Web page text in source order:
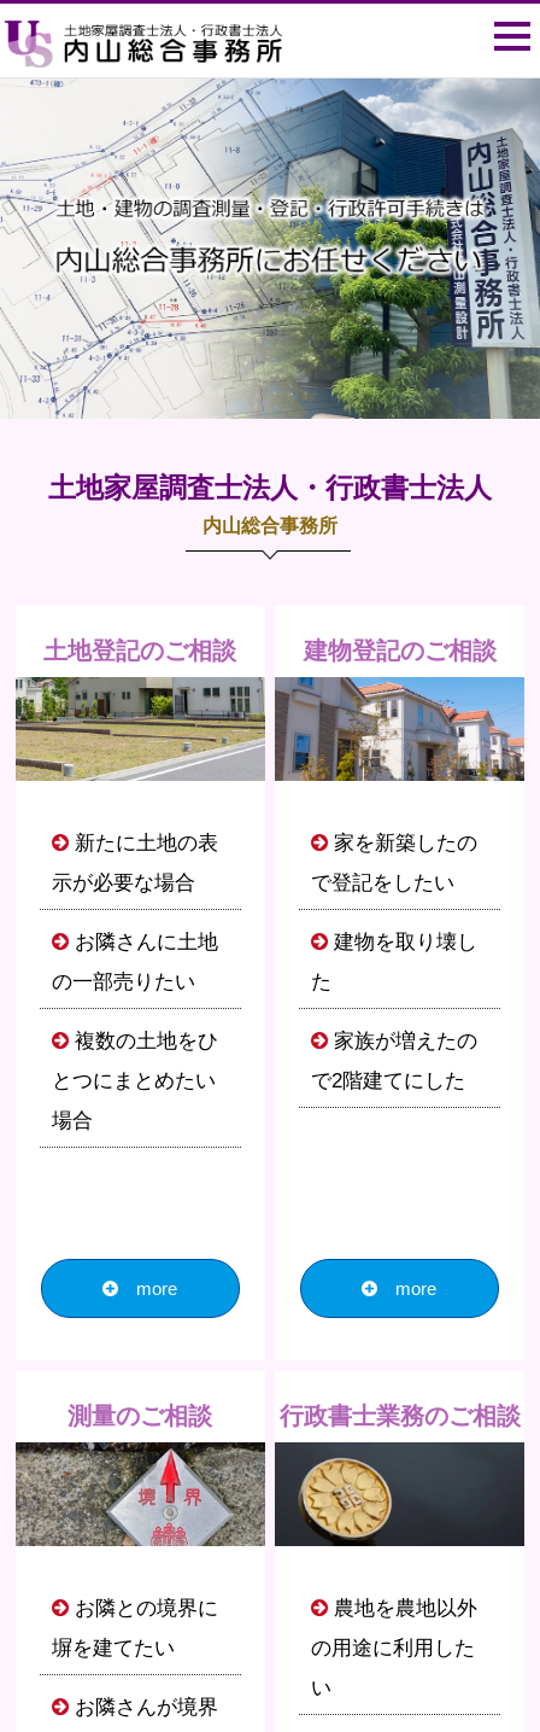
土地家屋調査士法人・行政書士法人
内山総合事務所
土地登記のご相談
新たに土地の表
示が必要な場合
お隣さんに土地
の一部売りたい
複数の土地をひ
とつにまとめたい
場合
more
建物登記のご相談
家を新築したの
で登記をしたい
建物を取り壊し
た
家族が増えたの
で2階建てにした
more
測量のご相談
お隣との境界に
塀を建てたい
お隣さんが境界
行政書士業務のご相談
農地を農地以外
の用途に利用した
い